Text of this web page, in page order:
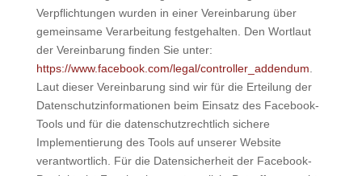
Verpflichtungen wurden in einer Vereinbarung über
gemeinsame Verarbeitung festgehalten. Den Wortlaut
der Vereinbarung finden Sie unter:
https://www.facebook.com/legal/controller_addendum
Laut dieser Vereinbarung sind wir für die Erteilung der
Datenschutzinformationen beim Einsatz des Facebook-
Tools und für die datenschutzrechtlich sichere
Implementierung des Tools auf unserer Website
verantwortlich. Für die Datensicherheit der Facebook-